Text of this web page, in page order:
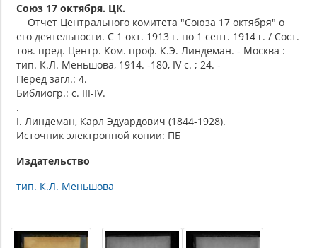
Союз 17 октября. ЦК.
Отчет Центрального комитета "Союза 17 октября" о
его деятельности. С 1 окт. 1913 г. по 1 сент. 1914 г. / Сост.
тов. пред. Центр. Ком. проф. К.Э. Линдеман. - Москва :
тип. К.Л. Меньшова, 1914. -180, IV с. ; 24. -
Перед загл.: 4.
Библиогр.: с. III-IV.
.
I. Линдеман, Карл Эдуардович (1844-1928).
Источник электронной копии: ПБ
Издательство
тип. К.Л. Меньшова